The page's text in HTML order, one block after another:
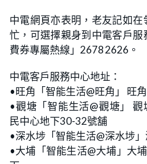
中電網頁亦表明，老友記如
忙，可選擇親身到中電客戶
費券專屬熱線」2678 2626。
中電客戶服務中心地址：
•旺角「智能生活@旺角」 旺
•觀塘「智能生活@觀塘」
民中心地下30-32號舖
•深水埗「智能生活@深水埗
•大埔「智能生活@大埔」大